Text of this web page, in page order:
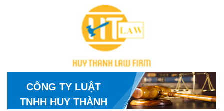
CÔNG TY LUẬT
TNHH HUY THÀNH